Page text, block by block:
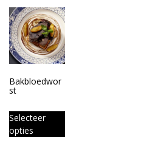
Bakbloedwor
st
Selecteer
opties